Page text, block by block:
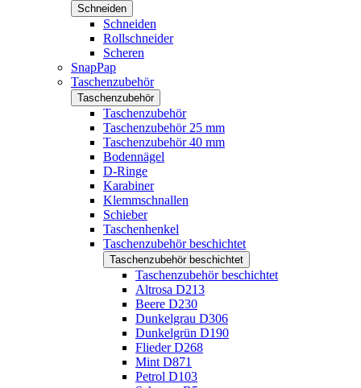
Schneiden
Schneiden
Rollschneider
Scheren
SnapPap
Taschenzubehör
Taschenzubehör
Taschenzubehör
Taschenzubehör 25 mm
Taschenzubehör 40 mm
Bodennägel
D-Ringe
Karabiner
Klemmschnallen
Schieber
Taschenhenkel
Taschenzubehör beschichtet
Taschenzubehör beschichtet
Taschenzubehör beschichtet
Altrosa D213
Beere D230
Dunkelgrau D306
Dunkelgrün D190
Flieder D268
Mint D871
Petrol D103